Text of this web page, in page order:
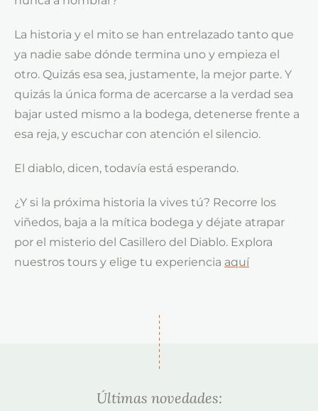
La historia y el mito se han entrelazado tanto que
ya nadie sabe dónde termina uno y empieza el
otro. Quizás esa sea, justamente, la mejor parte. Y
quizás la única forma de acercarse a la verdad sea
bajar usted mismo a la bodega, detenerse frente a
esa reja, y escuchar con atención el silencio.
El diablo, dicen, todavía está esperando.
¿Y si la próxima historia la vives tú? Recorre los
viñedos, baja a la mítica bodega y déjate atrapar
por el misterio del Casillero del Diablo. Explora
nuestros tours y elige tu experiencia aquí
Últimas novedades: